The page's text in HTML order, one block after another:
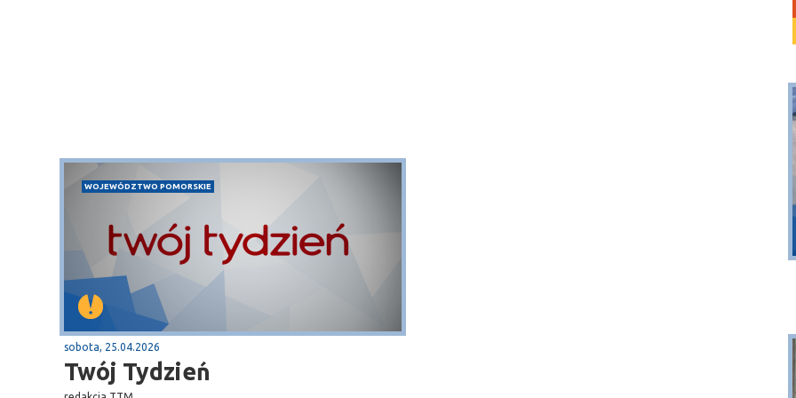
WOJEWÓDZTWO POMORSKIE
sobota, 25.04.2026
Twój Tydzień
Sopot
plaża